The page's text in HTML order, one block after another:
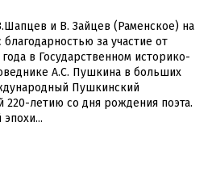
и В. Зайцев (Раменское) на
за участие от
в Государственном историко-
А.С. Пушкина в больших
Пушкинский
летию со дня рождения поэта.